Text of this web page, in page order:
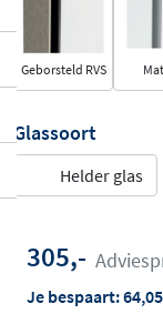
Geborsteld RVS
Glassoort
Helder glas
305,-
Je bespaart:64,05